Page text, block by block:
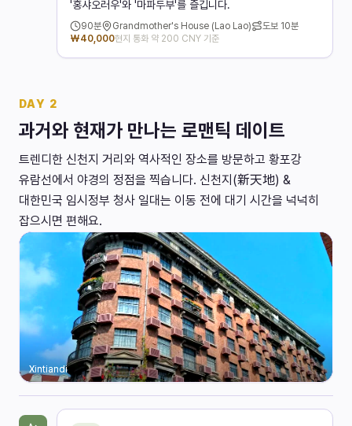
'홍샤오러우'와 '마파두부'를 즐깁니다.
90분 Grandmother's House (Lao Lao) 도보 10분
₩40,000현지 통화 약 200 CNY 기준
DAY 2
과거와 현재가 만나는 로맨틱 데이트
트렌디한 신천지 거리와 역사적인 장소를 방문하고 황포강
유람선에서 야경의 정점을 찍습니다. 신천지(新天地) &
대한민국 임시정부 청사 일대는 이동 전에 대기 시간을 넉넉히
잡으시면 편해요.
Xintiandi